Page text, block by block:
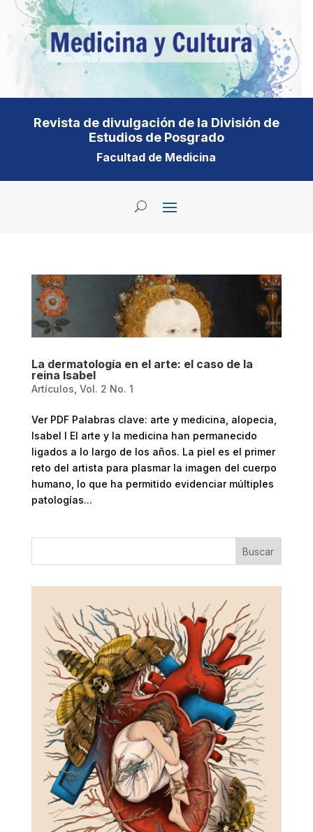
Revista de divulgación de la División de
Estudios de Posgrado
Facultad de Medicina
La dermatología en el arte: el caso de la
reina Isabel
Artículos Vol. 2 No. 1
Ver PDF Palabras clave: arte y medicina, alopecia,
Isabel I El arte y la medicina han permanecido
ligados a lo largo de los años. La piel es el primer
reto del artista para plasmar la imagen del cuerpo
humano, lo que ha permitido evidenciar múltiples
patologías...
Buscar